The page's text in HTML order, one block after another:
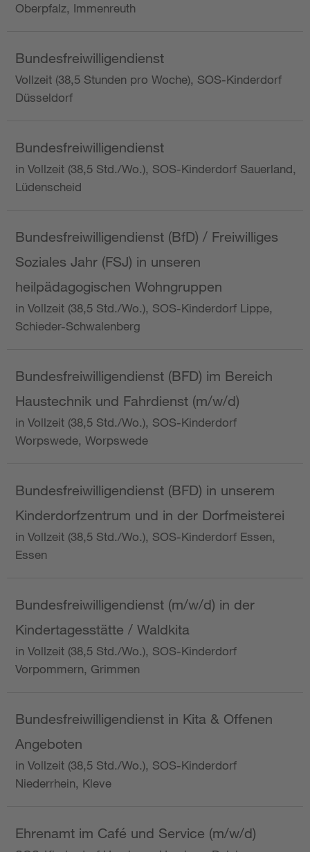
Oberpfalz, Immenreuth
Bundesfreiwilligendienst
Vollzeit (38,5 Stunden pro Woche), SOS-Kinderdorf
Düsseldorf
Bundesfreiwilligendienst
in Vollzeit (38,5 Std./Wo.), SOS-Kinderdorf Sauerland,
Lüdenscheid
Bundesfreiwilligendienst (BfD) / Freiwilliges
Soziales Jahr (FSJ) in unseren
heilpädagogischen Wohngruppen
in Vollzeit (38,5 Std./Wo.), SOS-Kinderdorf Lippe,
Schieder-Schwalenberg
Bundesfreiwilligendienst (BFD) im Bereich
Haustechnik und Fahrdienst (m/w/d)
in Vollzeit (38,5 Std./Wo.), SOS-Kinderdorf
Worpswede, Worpswede
Bundesfreiwilligendienst (BFD) in unserem
Kinderdorfzentrum und in der Dorfmeisterei
in Vollzeit (38,5 Std./Wo.), SOS-Kinderdorf Essen,
Essen
Bundesfreiwilligendienst (m/w/d) in der
Kindertagesstätte / Waldkita
in Vollzeit (38,5 Std./Wo.), SOS-Kinderdorf
Vorpommern, Grimmen
Bundesfreiwilligendienst in Kita & Offenen
Angeboten
in Vollzeit (38,5 Std./Wo.), SOS-Kinderdorf
Niederrhein, Kleve
Ehrenamt im Café und Service (m/w/d)